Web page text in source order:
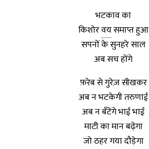
भटकाव का
किशोरवयसमाप्त हुआ
सपनों के सुनहरे साल
अब सच होंगे
फ़रेब से गुरेज़ सीखकर
अब न भटकेगी तरुणाई
अब न बँटेंगे भाई भाई
माटी का मान बढ़ेगा
जो ठहर गया दौड़ेगा